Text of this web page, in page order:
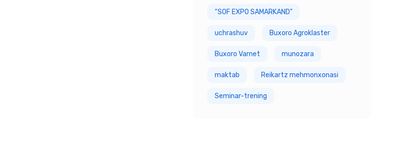
“SOF EXPO SAMARKAND”
uchrashuv Buxoro Agroklaster
Buxoro Varnet munozara
maktab Reikartz mehmonxonasi
Seminar-trening